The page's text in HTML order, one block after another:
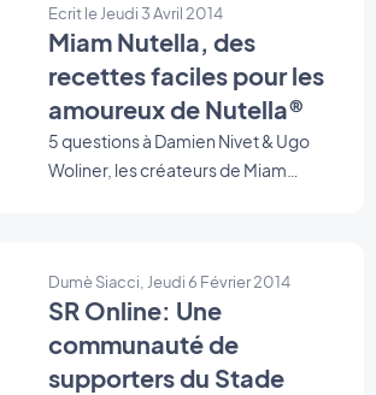
Ecrit le Jeudi 3 Avril 2014
Miam Nutella, des
recettes faciles pour les
amoureux de Nutella®
5 questions à Damien Nivet & Ugo
Woliner, les créateurs de Miam
Dumè Siacci, Jeudi 6 Février 2014
SR Online: Une
communauté de
supporters du Stade